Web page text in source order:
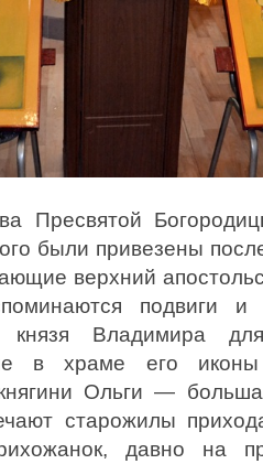
Пресвятой
были привезены
верхний
подвиги и
князя Владимира
в храме его
Ольги —
старожилы
давно на